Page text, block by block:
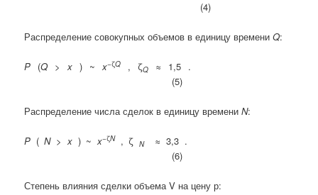
(4)
Распределение совокупных объемов в единицу времениQ:
P (Q >x ) ~x−ζQ , ζQ
≈ 1,5 .
(5)
Распределение числа сделок в единицу времениN:
P (N> x) ~ x−ζN, ζ N≈ 3,3 .
(6)
Степень влияния сделки объема V на цену р: